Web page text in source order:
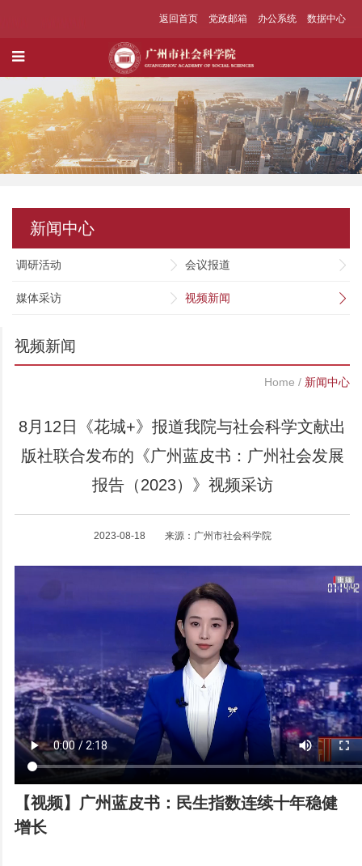
返回首页 党政邮箱 办公系统 数据中心
新闻中心
调研活动 会议报道
媒体采访 视频新闻
视频新闻
Home / 新闻中心
8月12日《花城+》报道我院与社会科学文献出
版社联合发布的《广州蓝皮书：广州社会发展
报告（2023）》视频采访
2023-08-18 来源：广州市社会科学院
【视频】广州蓝皮书：民生指数连续十年稳健
增长